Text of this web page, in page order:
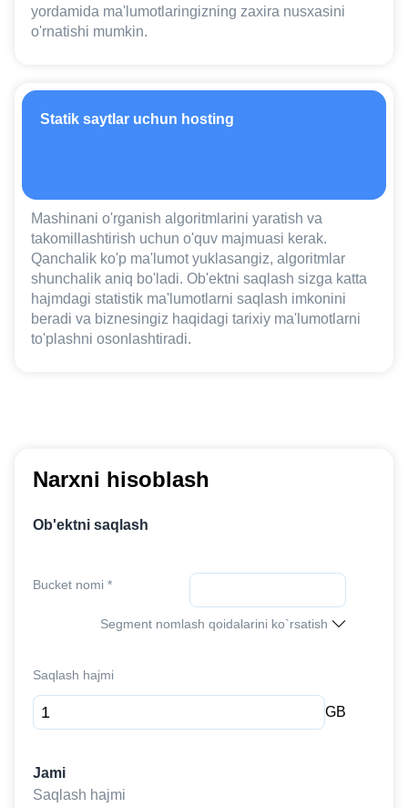
yordamida ma'lumotlaringizning zaxira nusxasini
o'rnatishi mumkin.
Statik saytlar uchun hosting
Mashinani o'rganish algoritmlarini yaratish va
takomillashtirish uchun o'quv majmuasi kerak.
Qanchalik ko'p ma'lumot yuklasangiz, algoritmlar
shunchalik aniq bo'ladi. Ob'ektni saqlash sizga katta
hajmdagi statistik ma'lumotlarni saqlash imkonini
beradi va biznesingiz haqidagi tarixiy ma'lumotlarni
to'plashni osonlashtiradi.
Narxni hisoblash
Ob'ektni saqlash
Bucket nomi *
Segment nomlash qoidalarini ko`rsatish
Saqlash hajmi
GB
Jami
Saqlash hajmi